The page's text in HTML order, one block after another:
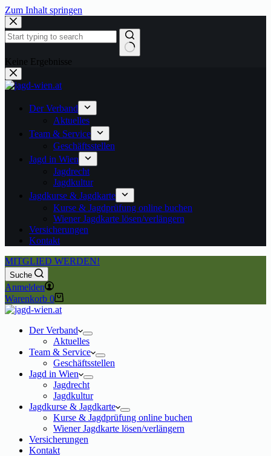
Zum Inhalt springen
Keine Ergebnisse
Der Verband
Aktuelles
Team & Service
Geschäftsstellen
Jagd in Wien
Jagdrecht
Jagdkultur
Jagdkurse & Jagdkarte
Kurse & Jagdprüfung online buchen
Wiener Jagdkarte lösen/verlängern
Versicherungen
Kontakt
MITGLIED WERDEN!
Suche
Anmelden
Warenkorb 0
Der Verband
Aktuelles
Team & Service
Geschäftsstellen
Jagd in Wien
Jagdrecht
Jagdkultur
Jagdkurse & Jagdkarte
Kurse & Jagdprüfung online buchen
Wiener Jagdkarte lösen/verlängern
Versicherungen
Kontakt